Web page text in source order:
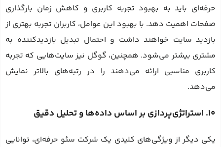
حرفه‌ای باید به بهبود تجربه کاربری و کاهش زمان بارگذاری
صفحات اهمیت دهد. با بهبود این عوامل، کاربران تجربه بهتری از
بازدید سایت خواهند داشت و احتمال تبدیل بازدیدکننده به
مشتری بیشتر می‌شود. همچنین، گوگل نیز سایت‌هایی که تجربه
کاربری مناسبی ارائه می‌دهند را در رتبه‌های بالاتر نمایش
می‌دهد.
10. استراتژی‌پردازی بر اساس داده‌ها و تحلیل دقیق
یکی دیگر از ویژگی‌های کلیدی یک شرکت سئو حرفه‌ای، توانایی